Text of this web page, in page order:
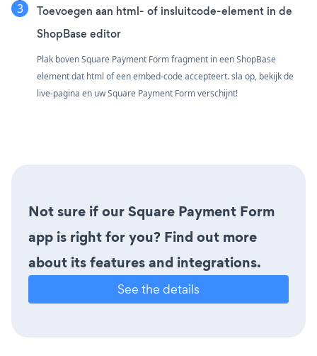
Toevoegen aan html- of insluitcode-element in de
ShopBase editor
Plak boven Square Payment Form fragment in een ShopBase
element dat html of een embed-code accepteert. sla op, bekijk de
live-pagina en uw Square Payment Form verschijnt!
Not sure if our Square Payment Form
app is right for you? Find out more
about its features and integrations.
See the details